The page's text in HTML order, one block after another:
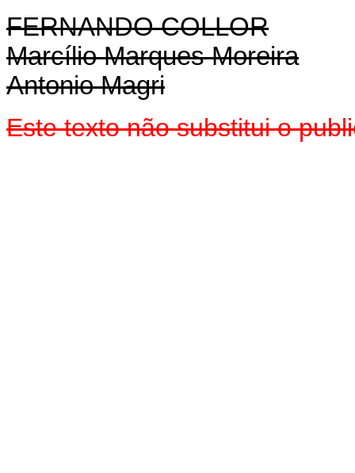
FERNANDO COLLOR
Marcílio Marques Moreira
Antonio Magri
Este texto não substitui o